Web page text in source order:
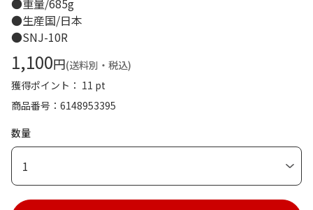
●重量/685g
●生産国/日本
●SNJ-10R
1,100円(送料別・税込)
獲得ポイント： 11 pt
商品番号
6148953395
数量
1